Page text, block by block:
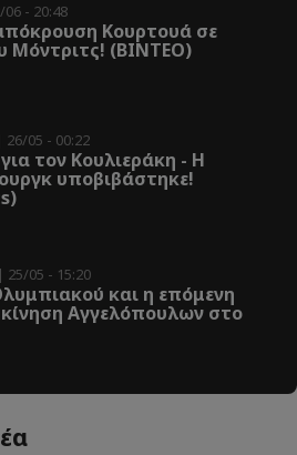
06 - 20:48
Κουρτουά σε
Μόντριτς! (ΒΙΝΤΕΟ)
| 26/05 - 00:22
τον Κουλιεράκη - Η
υποβιβάστηκε!
| 25/05 - 15:20
και η επόμενη
Αγγελόπουλων στο